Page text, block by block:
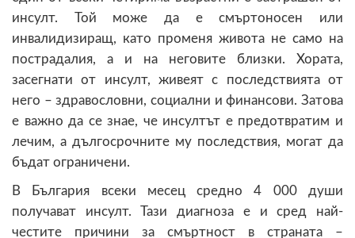
инсулт. Той може да е смъртоносен или
инвалидизиращ, като променя живота не само на
пострадалия, а и на неговите близки. Хората,
засегнати от инсулт, живеят с последствията от
него – здравословни, социални и финансови. Затова
е важно да се знае, че инсултът е предотвратим и
лечим, а дългосрочните му последствия, могат да
бъдат ограничени.
В България всеки месец средно 4 000 души
получават инсулт. Тази диагноза е и сред най-
честите причини за смъртност в страната –